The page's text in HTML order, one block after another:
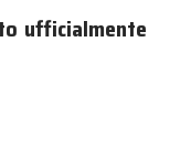
ufficialmente